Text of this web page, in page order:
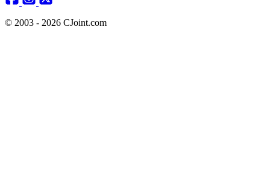
© 2003 - 2026 CJoint.com